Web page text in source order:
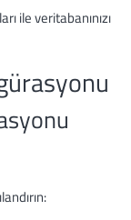
ile veritabanınızı